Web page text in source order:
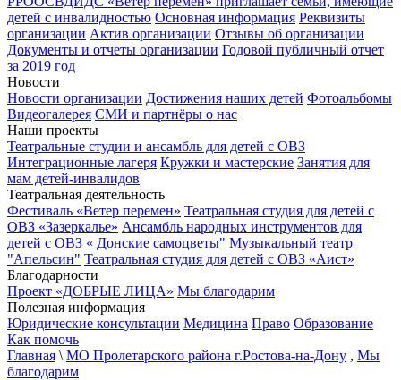
детей с инвалидностью Основная информация Реквизиты
организации Актив организации Отзывы об организации
Документы и отчеты организации Годовой публичный отчет
за 2019 год
Новости
Новости организации Достижения наших детей Фотоальбомы
Видеогалерея СМИ и партнёры о нас
Наши проекты
Театральные студии и ансамбль для детей с ОВЗ
Интеграционные лагеря Кружки и мастерские Занятия для
мам детей-инвалидов
Театральная деятельность
Фестиваль «Ветер перемен» Театральная студия для детей с
ОВЗ «Зазеркалье» Ансамбль народных инструментов для
детей с ОВЗ « Донские самоцветы" Музыкальный театр
"Апельсин" Театральная студия для детей с ОВЗ «Аист»
Благодарности
Проект «ДОБРЫЕ ЛИЦА» Мы благодарим
Полезная информация
Юридические консультации Медицина Право Образование
Как помочь
Главная \ МО Пролетарского района г.Ростова-на-Дону , Мы
благодарим